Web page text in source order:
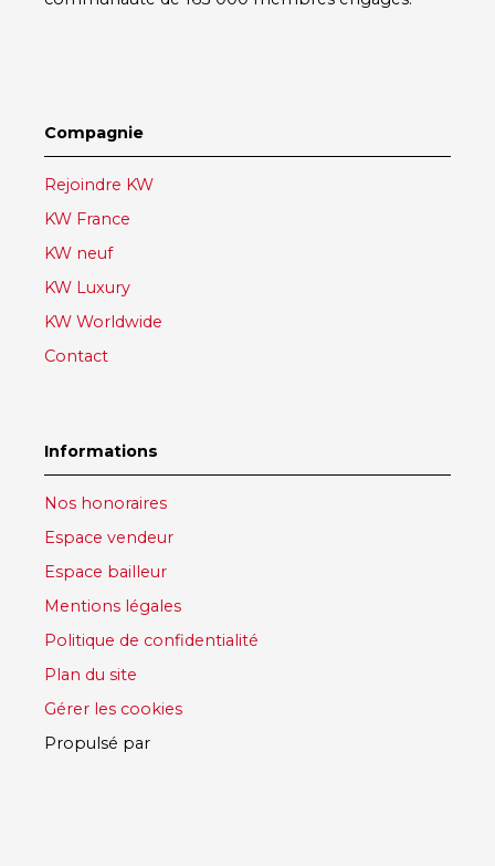
Compagnie
Rejoindre KW
KW France
KW neuf
KW Luxury
KW Worldwide
Contact
Informations
Nos honoraires
Espace vendeur
Espace bailleur
Mentions légales
Politique de confidentialité
Plan du site
Gérer les cookies
Propulsé par